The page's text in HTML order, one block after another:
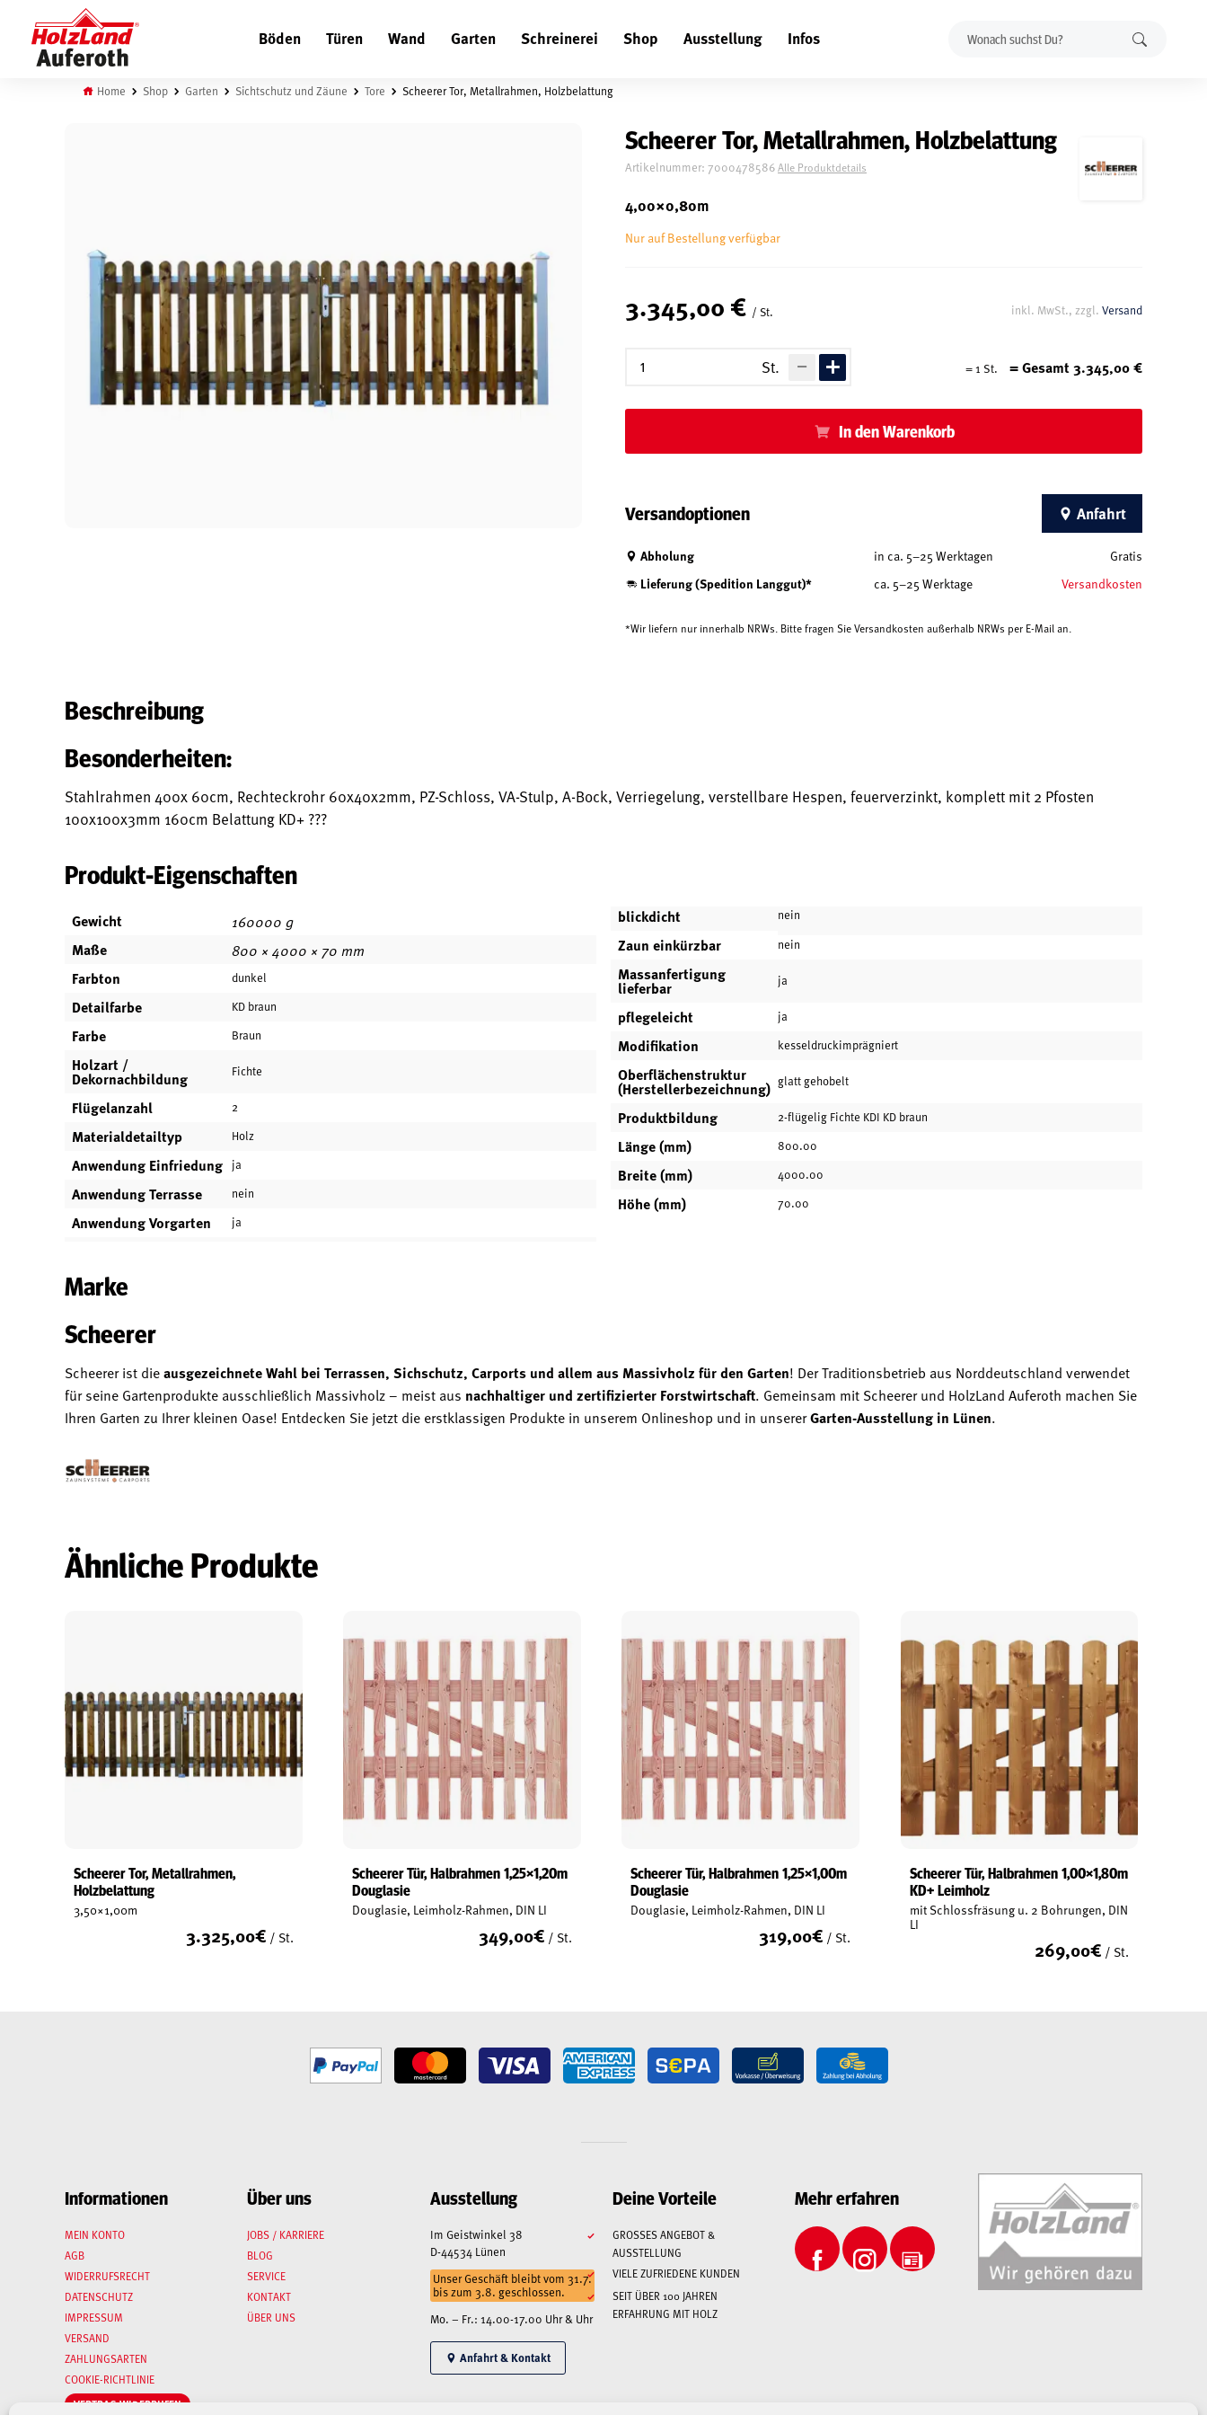
Böden Türen Wand Garten Schreinerei Shop Ausstellung Infos
Suchen
Home Shop Garten Sichtschutz und Zäune Tore Scheerer Tor, Metallrahmen, Holzbelattung
Scheerer Tor, Metallrahmen, Holzbelattung
Artikelnummer: 7000478586Alle Produktdetails
4,00×0,80m
Nur auf Bestellung verfügbar
3.345,00 € / St. inkl. MwSt., zzgl. Versand
St. =1 St. = Gesamt3.345,00€
In den Warenkorb
Versandoptionen Anfahrt
Abholung in ca. 5–25 Werktagen Gratis
Lieferung (Spedition Langgut)* ca. 5–25 Werktage Versandkosten
*Wir liefern nur innerhalb NRWs. Bitte fragen Sie Versandkosten außerhalb NRWs per E-Mail an.
Beschreibung
Besonderheiten:
Stahlrahmen 400x 60cm, Rechteckrohr 60x40x2mm, PZ-Schloss, VA-Stulp, A-Bock, Verriegelung, verstellbare Hespen, feuerverzinkt, komplett mit 2 Pfosten
100x100x3mm 160cm Belattung KD+ ???
Produkt-Eigenschaften
Gewicht 160000 g
Maße 800 × 4000 × 70 mm
Farbton dunkel
Detailfarbe KD braun
Farbe Braun
Holzart /
Dekornachbildung Fichte
Flügelanzahl 2
Materialdetailtyp Holz
Anwendung Einfriedung ja
Anwendung Terrasse nein
Anwendung Vorgarten ja
blickdicht nein
Zaun einkürzbar nein
Massanfertigung
lieferbar ja
pflegeleicht ja
Modifikation kesseldruckimprägniert
Oberflächenstruktur
(Herstellerbezeichnung) glatt gehobelt
Produktbildung 2-flügelig Fichte KDI KD braun
Länge (mm) 800.00
Breite (mm) 4000.00
Höhe (mm) 70.00
Marke
Scheerer
Scheerer ist dieausgezeichnete Wahl bei Terrassen, Sichschutz, Carports und allem aus Massivholz für den Garten! Der Traditionsbetrieb aus Norddeutschland verwendet
für seine Gartenprodukte ausschließlich Massivholz – meist aus nachhaltiger und zertifizierter Forstwirtschaft. Gemeinsam mit Scheerer und HolzLand Auferoth machen Sie
Ihren Garten zu Ihrer kleinen Oase! Entdecken Sie jetzt die erstklassigen Produkte in unserem Onlineshop und in unsererGarten-Ausstellung in Lünen.
Ähnliche Produkte
Scheerer Tor, Metallrahmen,
Holzbelattung
3,50×1,00m
3.325,00€ / St.
Scheerer Tür, Halbrahmen 1,25×1,20m
Douglasie
Douglasie, Leimholz-Rahmen, DIN LI
349,00€ / St.
Scheerer Tür, Halbrahmen 1,25×1,00m
Douglasie
Douglasie, Leimholz-Rahmen, DIN LI
319,00€ / St.
Scheerer Tür, Halbrahmen 1,00×1,80m
KD+ Leimholz
mit Schlossfräsung u. 2 Bohrungen, DIN
LI
269,00€ / St.
Informationen
MEIN KONTO
AGB
WIDERRUFSRECHT
DATENSCHUTZ
IMPRESSUM
VERSAND
ZAHLUNGSARTEN
COOKIE-RICHTLINIE
VERTRAG WIDERRUFEN
Über uns
JOBS / KARRIERE
BLOG
SERVICE
KONTAKT
ÜBER UNS
Ausstellung
Im Geistwinkel 38
D-44534 Lünen
Unser Geschäft bleibt vom 31.7.
bis zum 3.8. geschlossen.
Mo. – Fr.: 14.00-17.00 Uhr & Uhr
Anfahrt & Kontakt
Deine Vorteile
GROSSES ANGEBOT & A
USSTELLUNG
VIELE ZUFRIEDENE KUNDEN
SEIT ÜBER 100 JAHREN
ERFAHRUNG MIT HOLZ
Mehr erfahren